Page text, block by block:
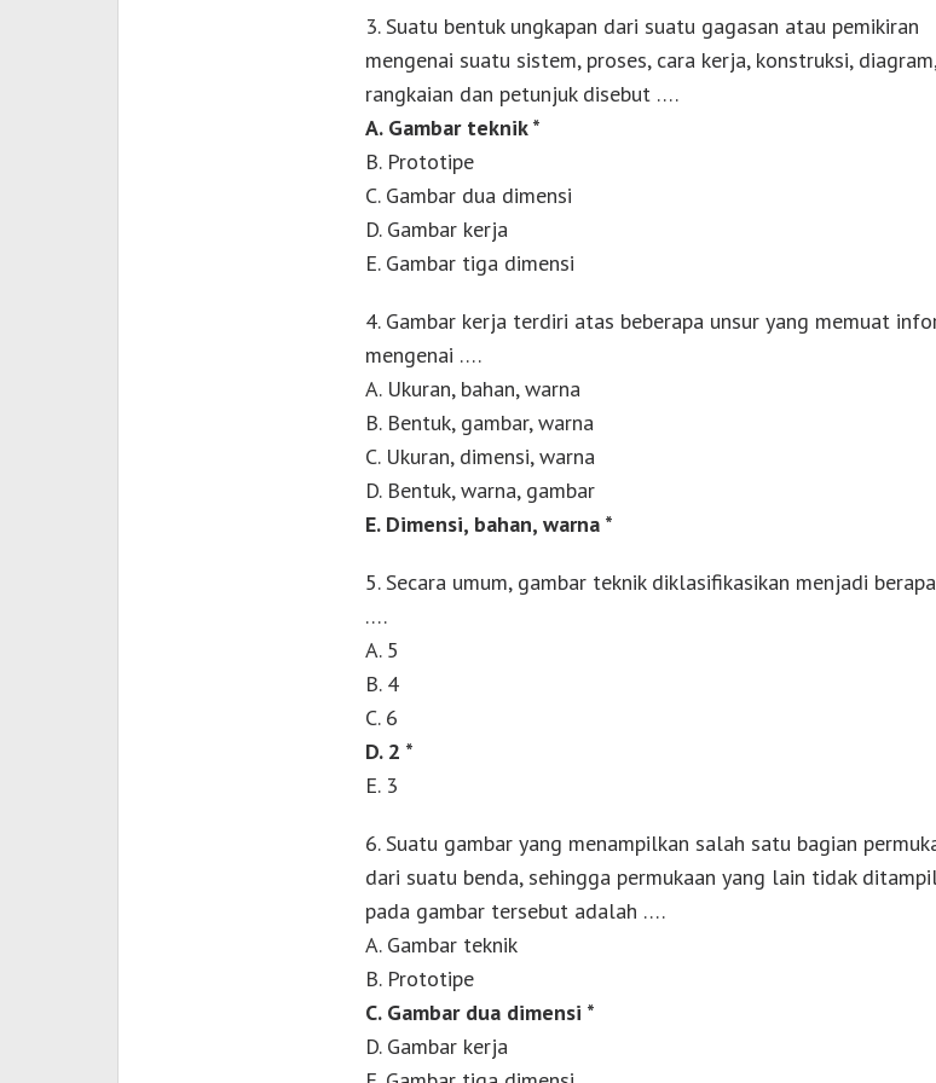
3. Suatu bentuk ungkapan dari suatu gagasan atau pemikiran
mengenai suatu sistem, proses, cara kerja, konstruksi, diagram,
rangkaian dan petunjuk disebut ….
A. Gambar teknik *
B. Prototipe
C. Gambar dua dimensi
D. Gambar kerja
E. Gambar tiga dimensi
4. Gambar kerja terdiri atas beberapa unsur yang memuat
mengenai ….
A. Ukuran, bahan, warna
B. Bentuk, gambar, warna
C. Ukuran, dimensi, warna
D. Bentuk, warna, gambar
E. Dimensi, bahan, warna *
5. Secara umum, gambar teknik diklasifikasikan menjadi
….
A. 5
B. 4
C. 6
D. 2 *
E. 3
6. Suatu gambar yang menampilkan salah satu bagian
dari suatu benda, sehingga permukaan yang lain tidak
pada gambar tersebut adalah ….
A. Gambar teknik
B. Prototipe
C. Gambar dua dimensi *
D. Gambar kerja